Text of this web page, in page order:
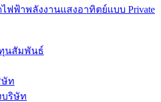
ฟฟ้าพลังงานแสงอาทิตย์แบบ Private
นสัมพันธ์
ษัท
บริษัท